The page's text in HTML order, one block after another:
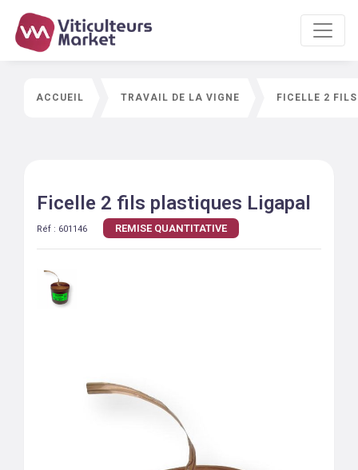
ACCUEIL TRAVAIL DE LA VIGNE FICELLE 2
Ficelle 2 fils plastiques Ligapal
Réf : 601146 REMISE QUANTITATIVE